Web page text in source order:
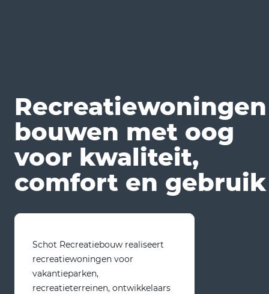
Recreatiewoningen
bouwen met oog
voor kwaliteit,
comfort en gebruik
Schot Recreatiebouw realiseert
recreatiewoningen voor
vakantieparken,
recreatieterreinen, ontwikkelaars